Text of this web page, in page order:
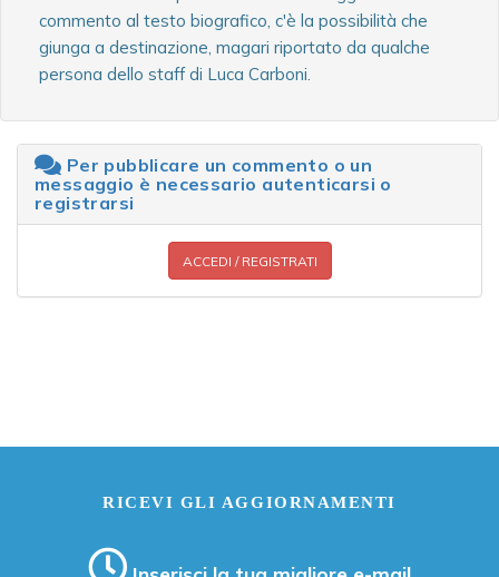
commento al testo biografico, c'è la possibilità che
giunga a destinazione, magari riportato da qualche
persona dello staff di Luca Carboni.
Per pubblicare un commento o un
messaggio è necessario autenticarsi o
registrarsi
ACCEDI / REGISTRATI
RICEVI GLI AGGIORNAMENTI